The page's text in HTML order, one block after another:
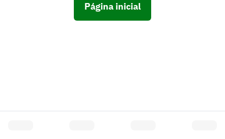
Página inicial